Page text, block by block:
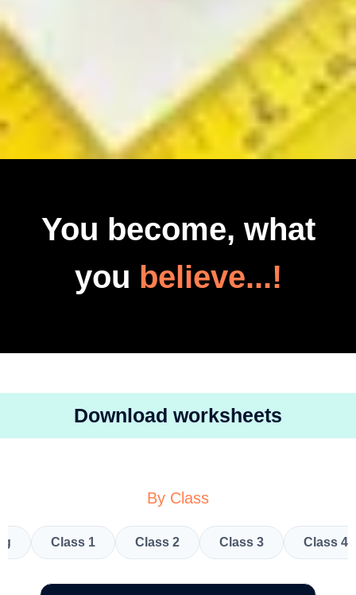
You become, what
you believe...!
Download worksheets
By Class
Class 1 Class 2 Class 3 Class 4